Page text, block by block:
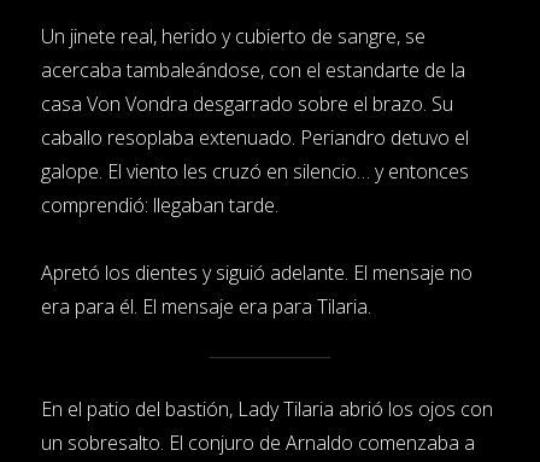
Un jinete real, herido y cubierto de sangre, se
acercaba tambaleándose, con el estandarte de la
casa Von Vondra desgarrado sobre el brazo. Su
caballo resoplaba extenuado. Periandro detuvo el
galope. El viento les cruzó en silencio… y entonces
comprendió: llegaban tarde.
Apretó los dientes y siguió adelante. El mensaje no
era para él. El mensaje era para Tilaria.
En el patio del bastión, Lady Tilaria abrió los ojos con
un sobresalto. El conjuro de Arnaldo comenzaba a